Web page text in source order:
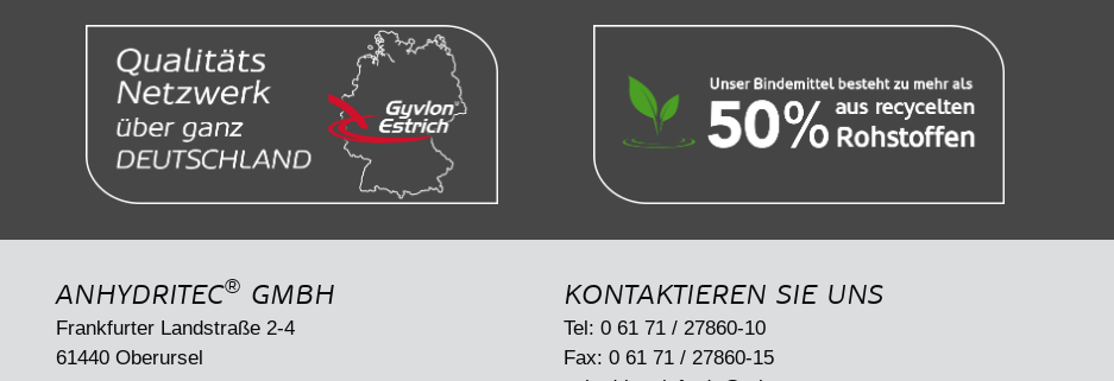
ANHYDRITEC® GMBH
Frankfurter Landstraße 2-4
61440 Oberursel
KONTAKTIEREN SIE UNS
Tel: 0 61 71 / 27860-10
Fax: 0 61 71 / 27860-15